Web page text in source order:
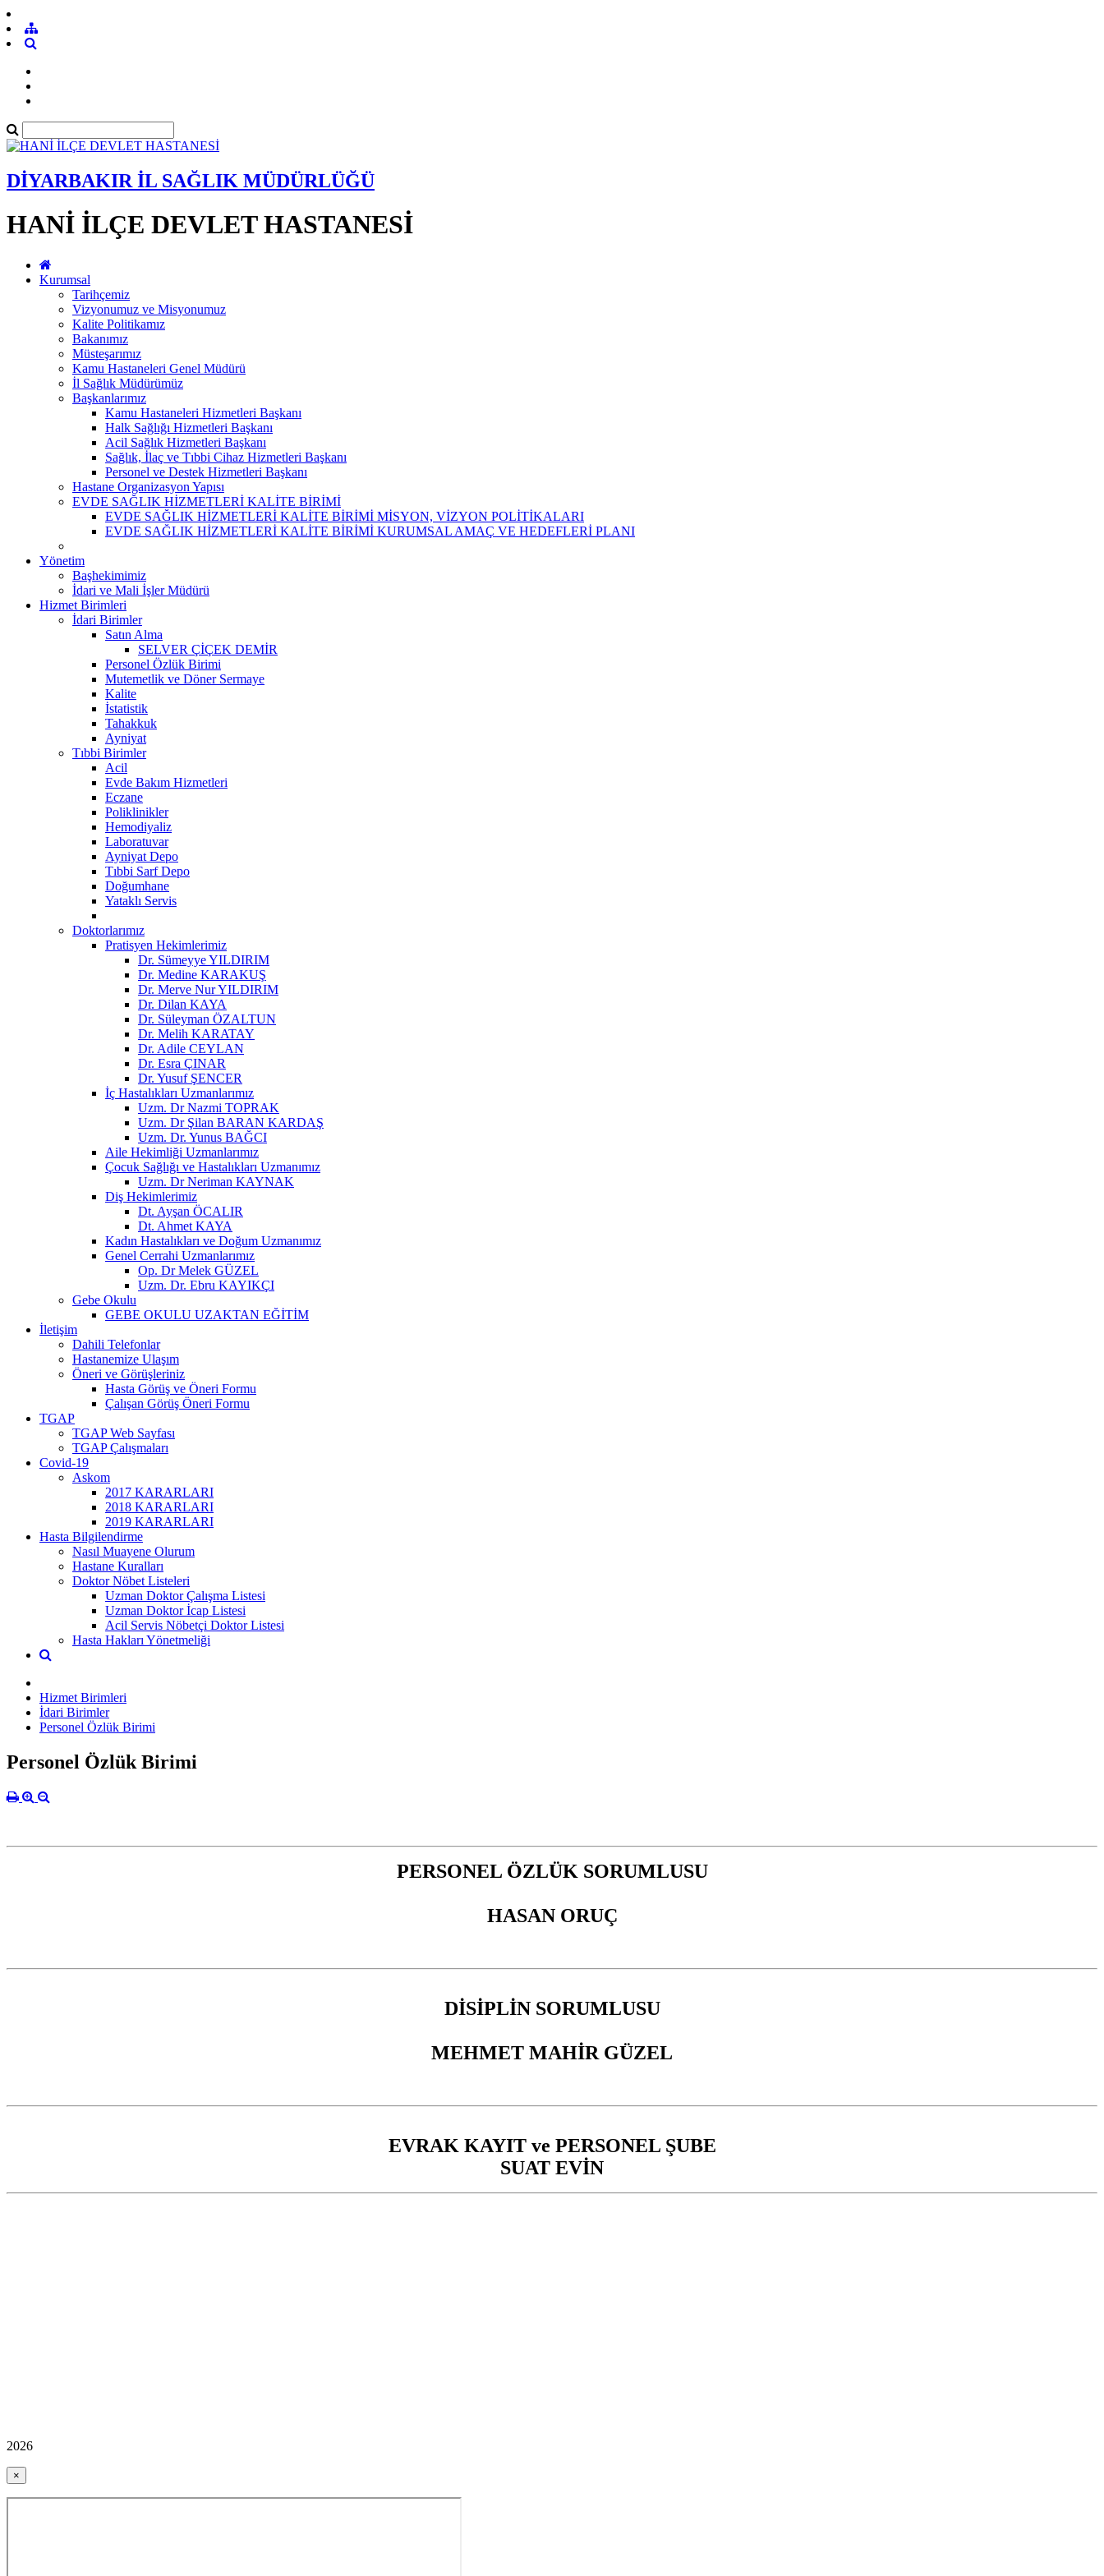
DİYARBAKIR İL SAĞLIK MÜDÜRLÜĞÜ
HANİ İLÇE DEVLET HASTANESİ
Kurumsal
Tarihçemiz
Vizyonumuz ve Misyonumuz
Kalite Politikamız
Bakanımız
Müsteşarımız
Kamu Hastaneleri Genel Müdürü
İl Sağlık Müdürümüz
Başkanlarımız
Kamu Hastaneleri Hizmetleri Başkanı
Halk Sağlığı Hizmetleri Başkanı
Acil Sağlık Hizmetleri Başkanı
Sağlık, İlaç ve Tıbbi Cihaz Hizmetleri Başkanı
Personel ve Destek Hizmetleri Başkanı
Hastane Organizasyon Yapısı
EVDE SAĞLIK HİZMETLERİ KALİTE BİRİMİ
EVDE SAĞLIK HİZMETLERİ KALİTE BİRİMİ MİSYON, VİZYON POLİTİKALARI
EVDE SAĞLIK HİZMETLERİ KALİTE BİRİMİ KURUMSAL AMAÇ VE HEDEFLERİ PLANI
Yönetim
Başhekimimiz
İdari ve Mali İşler Müdürü
Hizmet Birimleri
İdari Birimler
Satın Alma
SELVER ÇİÇEK DEMİR
Personel Özlük Birimi
Mutemetlik ve Döner Sermaye
Kalite
İstatistik
Tahakkuk
Ayniyat
Tıbbi Birimler
Acil
Evde Bakım Hizmetleri
Eczane
Poliklinikler
Hemodiyaliz
Laboratuvar
Ayniyat Depo
Tıbbi Sarf Depo
Doğumhane
Yataklı Servis
Doktorlarımız
Pratisyen Hekimlerimiz
Dr. Sümeyye YILDIRIM
Dr. Medine KARAKUŞ
Dr. Merve Nur YILDIRIM
Dr. Dilan KAYA
Dr. Süleyman ÖZALTUN
Dr. Melih KARATAY
Dr. Adile CEYLAN
Dr. Esra ÇINAR
Dr. Yusuf ŞENCER
İç Hastalıkları Uzmanlarımız
Uzm. Dr Nazmi TOPRAK
Uzm. Dr Şilan BARAN KARDAŞ
Uzm. Dr. Yunus BAĞCI
Aile Hekimliği Uzmanlarımız
Çocuk Sağlığı ve Hastalıkları Uzmanımız
Uzm. Dr Neriman KAYNAK
Diş Hekimlerimiz
Dt. Ayşan ÖCALIR
Dt. Ahmet KAYA
Kadın Hastalıkları ve Doğum Uzmanımız
Genel Cerrahi Uzmanlarımız
Op. Dr Melek GÜZEL
Uzm. Dr. Ebru KAYIKÇI
Gebe Okulu
GEBE OKULU UZAKTAN EĞİTİM
İletişim
Dahili Telefonlar
Hastanemize Ulaşım
Öneri ve Görüşleriniz
Hasta Görüş ve Öneri Formu
Çalışan Görüş Öneri Formu
TGAP
TGAP Web Sayfası
TGAP Çalışmaları
Covid-19
Askom
2017 KARARLARI
2018 KARARLARI
2019 KARARLARI
Hasta Bilgilendirme
Nasıl Muayene Olurum
Hastane Kuralları
Doktor Nöbet Listeleri
Uzman Doktor Çalışma Listesi
Uzman Doktor İcap Listesi
Acil Servis Nöbetçi Doktor Listesi
Hasta Hakları Yönetmeliği
Hizmet Birimleri
İdari Birimler
Personel Özlük Birimi
Personel Özlük Birimi
PERSONEL ÖZLÜK SORUMLUSU
HASAN ORUÇ
DİSİPLİN SORUMLUSU
MEHMET MAHİR GÜZEL
EVRAK KAYIT ve PERSONEL ŞUBE
SUAT EVİN
2026
×